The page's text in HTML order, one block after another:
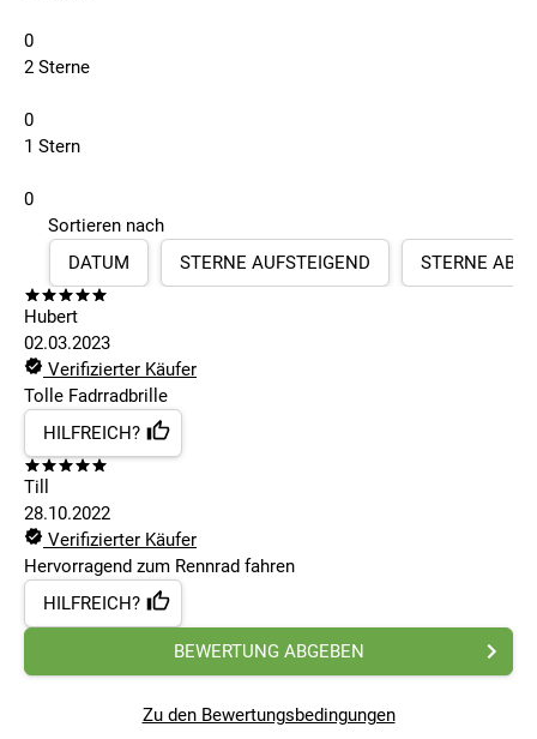
0
2 Sterne
0
1 Stern
0
Sortieren nach
DATUM
STERNE AUFSTEIGEND STERNE
Hubert
02.03.2023
Verifizierter Käufer
Tolle Fadrradbrille
HILFREICH?
Till
28.10.2022
Verifizierter Käufer
Hervorragend zum Rennrad fahren
HILFREICH?
BEWERTUNG ABGEBEN
Zu den Bewertungsbedingungen